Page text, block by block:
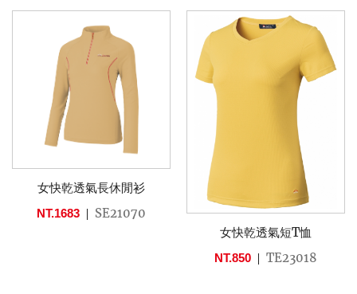
女快乾透氣長休閒衫
NT.1683
SE21070
女快乾透氣短T恤
NT.850 TE23018